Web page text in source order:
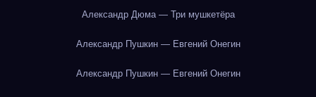
Александр Дюма — Три мушкетёра
Александр Пушкин — Евгений Онегин
Александр Пушкин — Евгений Онегин